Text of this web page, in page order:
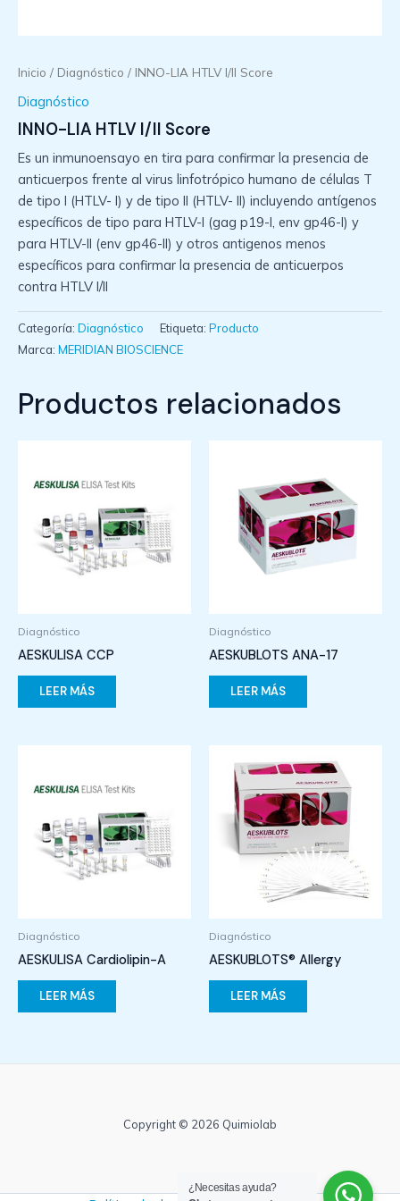
Inicio / Diagnóstico / INNO-LIA HTLV I/II Score
Diagnóstico
INNO-LIA HTLV I/II Score
Es un inmunoensayo en tira para confirmar la presencia de
anticuerpos frente al virus linfotrópico humano de células T
de tipo I (HTLV- I) y de tipo II (HTLV- II) incluyendo antígenos
específicos de tipo para HTLV-I (gag p19-I, env gp46-I) y
para HTLV-II (env gp46-II) y otros antigenos menos
específicos para confirmar la presencia de anticuerpos
contra HTLV I/II
Categoría: Diagnóstico Etiqueta: Producto
Marca: MERIDIAN BIOSCIENCE
Productos relacionados
Diagnóstico
AESKULISA CCP
LEER MÁS
Diagnóstico
AESKUBLOTS ANA-17
LEER MÁS
Diagnóstico
AESKULISA Cardiolipin-A
LEER MÁS
Diagnóstico
AESKUBLOTS® Allergy
LEER MÁS
Copyright © 2026 Quimiolab
¿Necesitas ayuda?